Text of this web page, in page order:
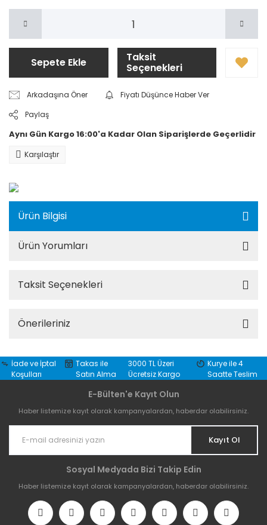
Sepete Ekle Taksit
Seçenekleri
Arkadaşına Öner
Fiyatı Düşünce Haber Ver
Paylaş
Aynı Gün Kargo 16:00'a Kadar Olan Siparişlerde Geçerlidir
Karşılaştır
Ürün Bilgisi
Ürün Yorumları
Taksit Seçenekleri
Önerileriniz
İade ve İptal
Koşulları
Takas ile
Satın Alma
3000 TL Üzeri
Ücretsiz Kargo
Kurye ile 4
Saatte Teslim
E-Bülten'e Kayıt Olun
Haber listemize kayıt olarak kampanyalardan, haberdar olabilirsiniz.
Kayıt Ol
Sosyal Medyada Bizi Takip Edin
Haber listemize kayıt olarak kampanyalardan, haberdar olabilirsiniz.